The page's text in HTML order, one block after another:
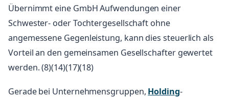
Übernimmt eine GmbH Aufwendungen einer
Schwester- oder Tochtergesellschaft ohne
angemessene Gegenleistung, kann dies steuerlich als
Vorteil an den gemeinsamen Gesellschafter gewertet
werden. (8)(14)(17)(18)
Gerade bei Unternehmensgruppen, Holding-